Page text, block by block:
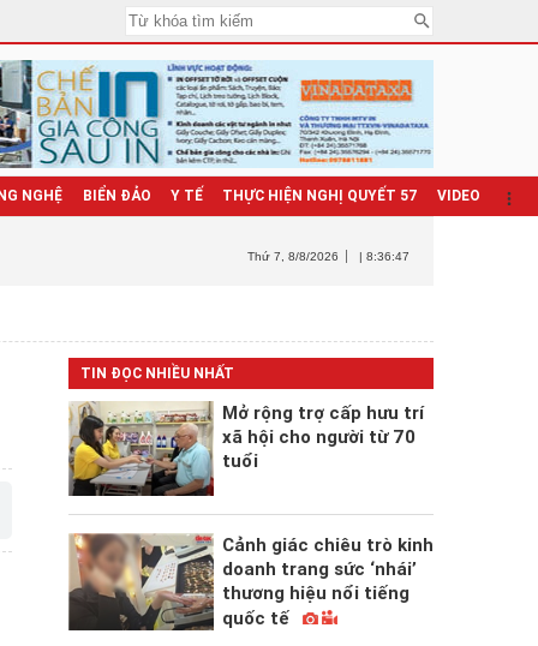
NGHỆ BIỂN ĐẢO Y TẾ THỰC HIỆN NGHỊ QUYẾT 57 VIDEO
Thứ 7 , 8/8/2026 | 8:36:48
TIN ĐỌC NHIỀU NHẤT
Mở rộng trợ cấp hưu trí
xã hội cho người từ 70
tuổi
Cảnh giác chiêu trò kinh
doanh trang sức ‘nhái’
thương hiệu nổi tiếng
quốc tế